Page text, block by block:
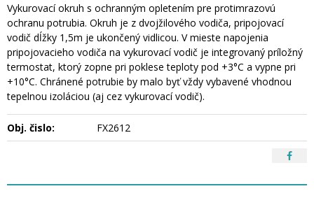
Vykurovací okruh s ochranným opletením pre protimrazovú
ochranu potrubia. Okruh je z dvojžilového vodiča, pripojovací
vodič dĺžky 1,5m je ukončený vidlicou. V mieste napojenia
pripojovacieho vodiča na vykurovací vodič je integrovaný príložný
termostat, ktorý zopne pri poklese teploty pod +3°C a vypne pri
+10°C. Chránené potrubie by malo byť vždy vybavené vhodnou
tepelnou izoláciou (aj cez vykurovací vodič).
Obj. čislo: FX2612